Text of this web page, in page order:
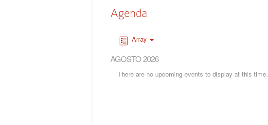
Agenda
Array
AGOSTO 2026
There are no upcoming events to display at this time.